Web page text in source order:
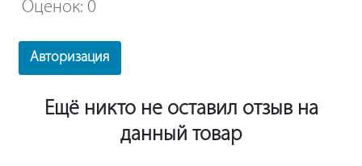
Оценок: 0
Авторизация
Ещё никто не оставил отзыв на
данный товар